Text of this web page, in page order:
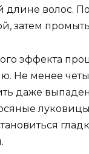
волос.
затем
эффекта
Не менее
даже